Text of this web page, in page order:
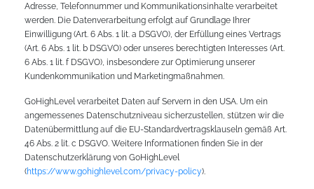
Adresse, Telefonnummer und Kommunikationsinhalte verarbeitet
werden. Die Datenverarbeitung erfolgt auf Grundlage Ihrer
Einwilligung (Art. 6 Abs. 1 lit. a DSGVO), der Erfüllung eines Vertrags
(Art. 6 Abs. 1 lit. b DSGVO) oder unseres berechtigten Interesses (Art.
6 Abs. 1 lit. f DSGVO), insbesondere zur Optimierung unserer
Kundenkommunikation und Marketingmaßnahmen.
GoHighLevel verarbeitet Daten auf Servern in den USA. Um ein
angemessenes Datenschutzniveau sicherzustellen, stützen wir die
Datenübermittlung auf die EU-Standardvertragsklauseln gemäß Art.
46 Abs. 2 lit. c DSGVO. Weitere Informationen finden Sie in der
Datenschutzerklärung von GoHighLevel
(https://www.gohighlevel.com/privacy-policy).